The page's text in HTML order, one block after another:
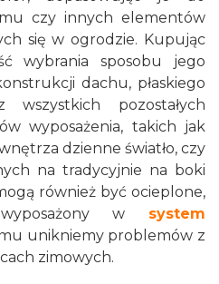
czy innych elementów
się w ogrodzie. Kupując
wybrania sposobu jego
dachu, płaskiego
wszystkich pozostałych
wyposażenia, takich jak
dzienne światło, czy
na tradycyjnie na boki
również być ocieplone,
w system
unikniemy problemów z
zimowych.